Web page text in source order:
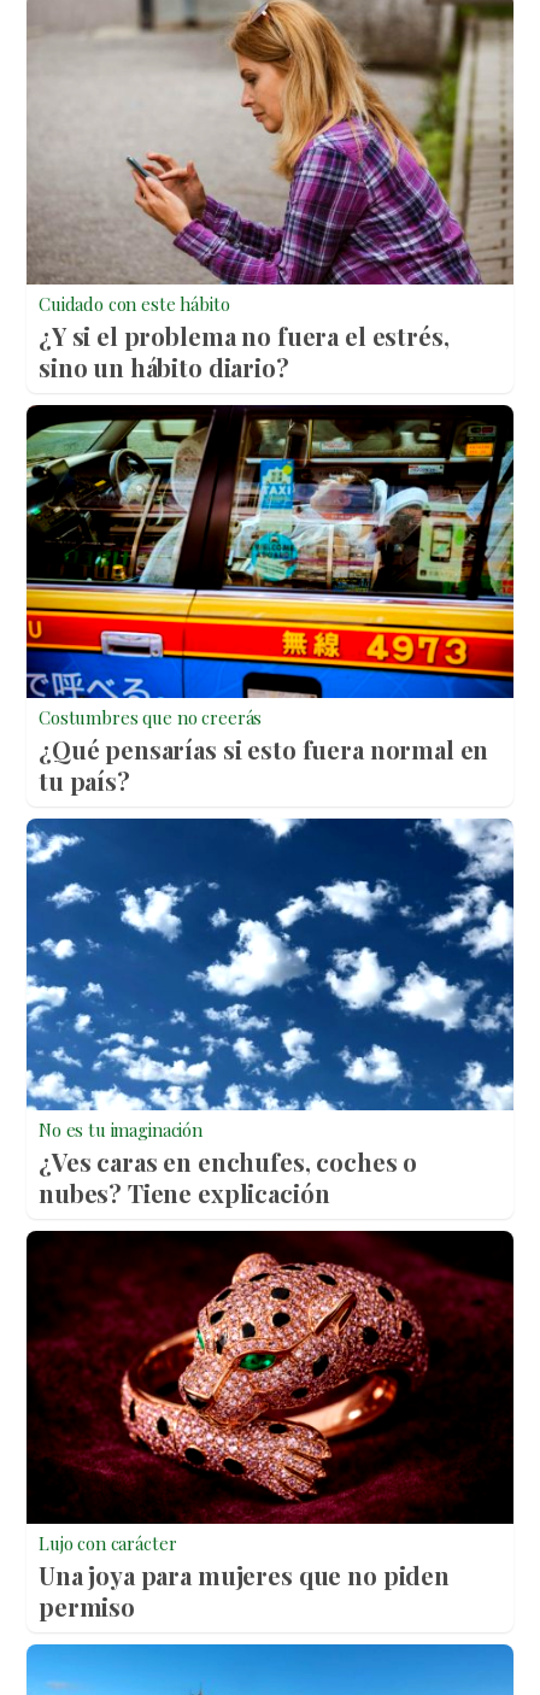
Cuidado con este hábito
¿Y si el problema no fuera el estrés,
sino un hábito diario?
Costumbres que no creerás
¿Qué pensarías si esto fuera normal en
tu país?
No es tu imaginación
¿Ves caras en enchufes, coches o
nubes? Tiene explicación
Lujo con carácter
Una joya para mujeres que no piden
permiso